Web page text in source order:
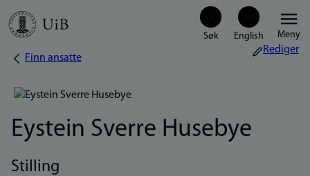
Hopp
Meny
Navigasjonssti
Finn ansatte
Rediger
Eystein Sverre Husebye
Stilling